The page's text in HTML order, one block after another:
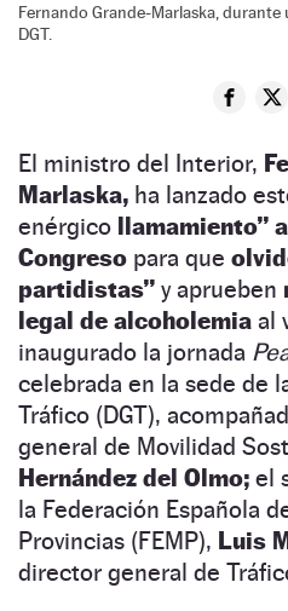
Fernando Grande-Marlaska, durante
DGT.
El ministro del Interior,
Marlaska, ha lanzado
enérgico llamamiento”
Congreso para que
partidistas” y aprueben
legal de alcoholemia al
inaugurado la jornada
celebrada en la sede de
Tráfico (DGT),
general de Movilidad
Hernández del Olmo; el
la Federación Española
Provincias (FEMP), Luis
director general de